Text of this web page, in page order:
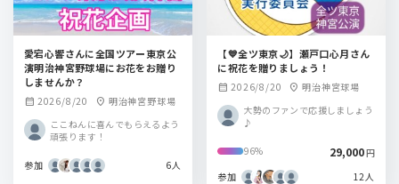
愛宕心響さんに全国ツアー東京公
演明治神宮野球場にお花をお贈り
しませんか？
calendar_month 2026/8/20 location_on 明治神宮野球場
ここねんに喜んでもらえるよう
頑張ります！
参加 6人
【💙全ツ東京🌙】瀬戸口心月さん
に祝花を贈りましょう！
calendar_month 2026/8/20 location_on 明治神宮球場
大勢のファンで応援しましょう
♪
96% 29,000円
参加
12人